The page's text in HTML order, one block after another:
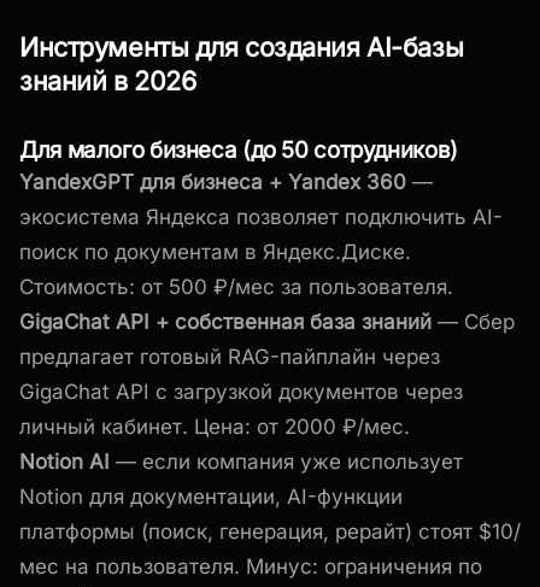
Инструменты для создания AI-базы
знаний в 2026
Для малого бизнеса (до 50 сотрудников)
YandexGPT для бизнеса + Yandex 360 —
экосистема Яндекса позволяет подключить AI-
поиск по документам в Яндекс.Диске.
Стоимость: от 500 ₽/мес за пользователя.
GigaChat API + собственная база знаний — Сбер
предлагает готовый RAG-пайплайн через
GigaChat API с загрузкой документов через
личный кабинет. Цена: от 2000 ₽/мес.
Notion AI — если компания уже использует
Notion для документации, AI-функции
платформы (поиск, генерация, рерайт) стоят $10/
мес на пользователя. Минус: ограничения по